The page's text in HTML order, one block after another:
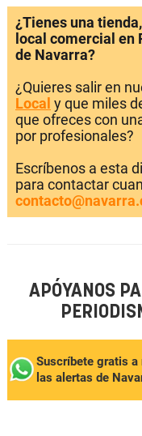
¿Tienes una
local comercial en
de Navarra?
¿Quieres salir en
Local y que miles
que ofreces con
por profesionales?
Escríbenos a esta
para contactar
APÓYANOS
Suscríbete gratis a
las alertas de